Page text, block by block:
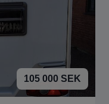
105 000 SEK